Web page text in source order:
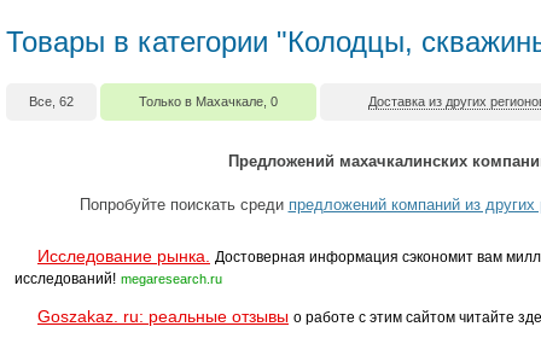
Товары в категории "Колодцы,
Все, 62 Только в Махачкале, 0 Доставка из других
Предложений махачкалинских
Попробуйте поискать среди предложений компаний из
Исследование рынка.
Достоверная информация сэкономит вам
исследований! megaresearch.ru
Goszakaz. ru: реальные отзывы о работе с этим сайтом читайте